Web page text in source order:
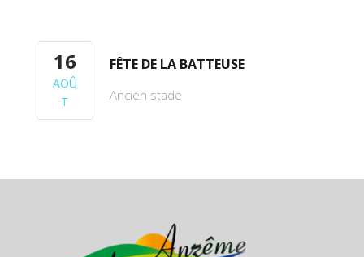
16
AOÛ
T
FÊTE DE LA BATTEUSE
Ancien stade